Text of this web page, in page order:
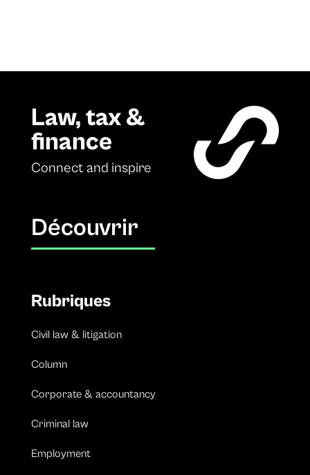
Law, tax &
finance
Connect and inspire
Découvrir
Rubriques
Civil law & litigation
Column
Corporate & accountancy
Criminal law
Employment